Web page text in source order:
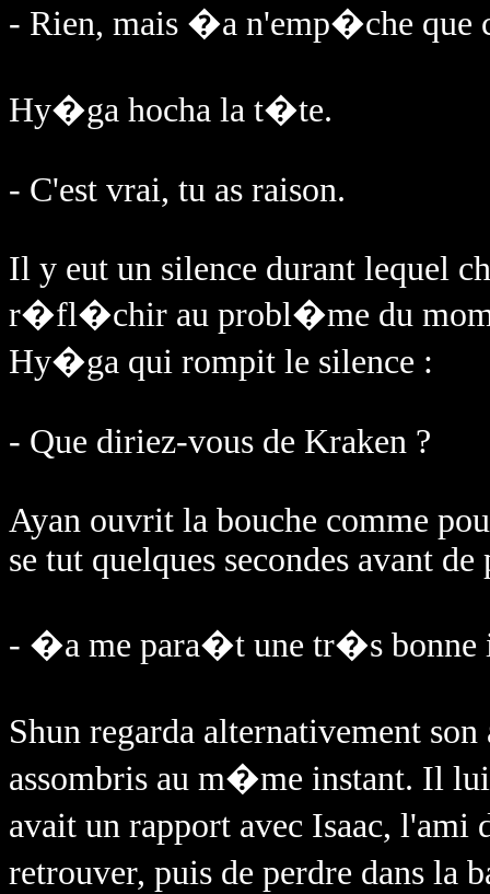
- Rien, mais �a n'emp�che que
Hy�ga hocha la t�te.
- C'est vrai, tu as raison.
Il y eut un silence durant lequel
r�fl�chir au probl�me du
Hy�ga qui rompit le silence :
- Que diriez-vous de Kraken ?
Ayan ouvrit la bouche comme
se tut quelques secondes avant
- �a me para�t une tr�s
Shun regarda alternativement
assombris au m�me instant. Il
avait un rapport avec Isaac,
retrouver, puis de perdre dans